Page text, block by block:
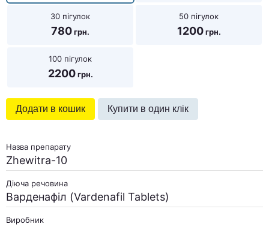
30 пігулок
780
50 пігулок
1200
100 пігулок
2200
Додати в кошик Купити в один клік
Назва препарату
Zhewitra-10
Діюча речовина
Варденафіл (Vardenafil Tablets)
Виробник